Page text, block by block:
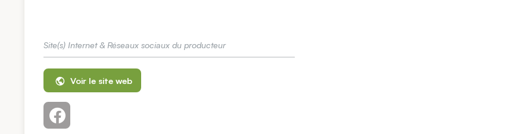
Site(s) Internet & Réseaux sociaux du producteur
Voir le site web